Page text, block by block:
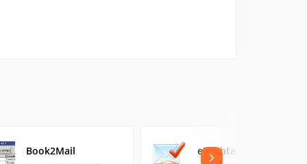
Book2Mail ePochta Verifier